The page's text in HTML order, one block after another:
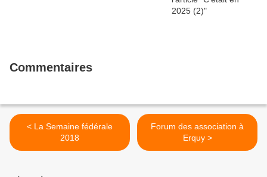
Commentaires
< La Semaine fédérale
2018
Forum des association à
Erquy >